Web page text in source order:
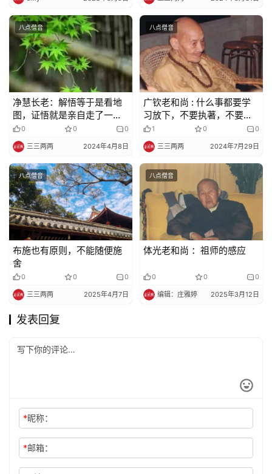
八点僧音
净慧长老：解悟等于是看地
图，证悟就是亲自走了一
番！不会再有迷惑
0 0 0
三三两两 2024年4月8日
八点僧音
广钦老和尚 : 什么事都要学
习放下，不要执著，不要样
样记挂在心
1 0 0
三三两两 2024年7月29日
八点僧音
布施也有原则，不能随便施
舍
0 0 0
三三两两 2025年4月7日
八点僧音
体光老和尚 ：祖师的感应
0 0 0
编辑：庄雅婷 2025年3月12日
发表回复
*昵称：
*邮箱：